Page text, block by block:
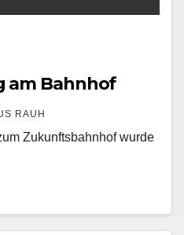
am Bahnhof
RAUH
Zukunftsbahnhof wurde